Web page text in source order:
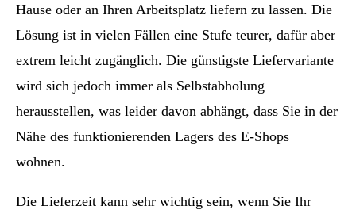
Hause oder an Ihren Arbeitsplatz liefern zu lassen. Die
Lösung ist in vielen Fällen eine Stufe teurer, dafür aber
extrem leicht zugänglich. Die günstigste Liefervariante
wird sich jedoch immer als Selbstabholung
herausstellen, was leider davon abhängt, dass Sie in der
Nähe des funktionierenden Lagers des E-Shops
wohnen.
Die Lieferzeit kann sehr wichtig sein, wenn Sie Ihr